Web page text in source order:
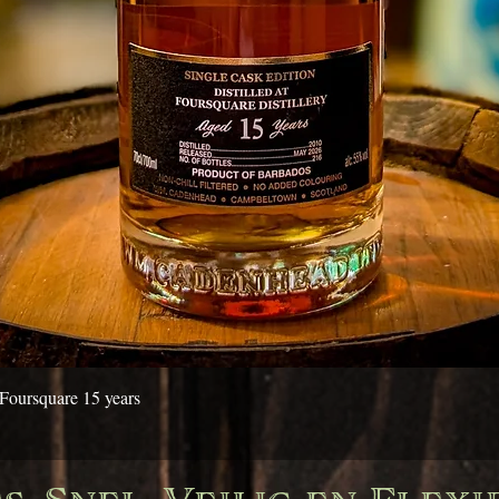
15 years